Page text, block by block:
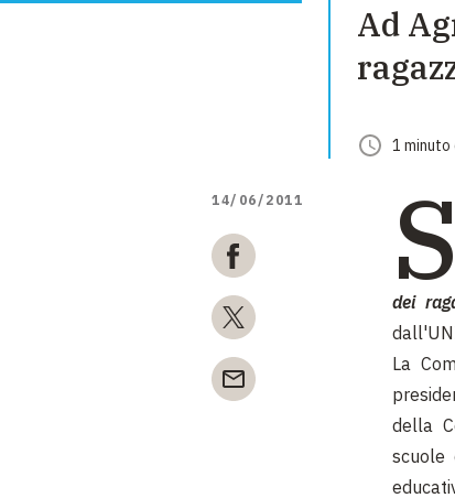
Ad
1 minuto
14/06/2011 S
dei
La
della
scuole